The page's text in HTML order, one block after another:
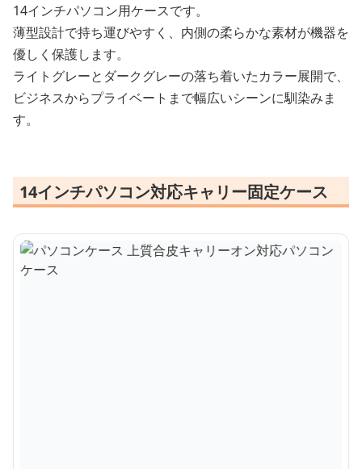
14インチパソコン用ケースです。
薄型設計で持ち運びやすく、内側の柔らかな素材が機器を
優しく保護します。
ライトグレーとダークグレーの落ち着いたカラー展開で、
ビジネスからプライベートまで幅広いシーンに馴染みま
す。
14インチパソコン対応キャリー固定ケース